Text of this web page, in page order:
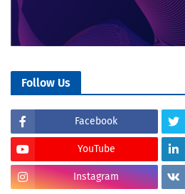
Follow Us
Facebook
YouTube
Instagram